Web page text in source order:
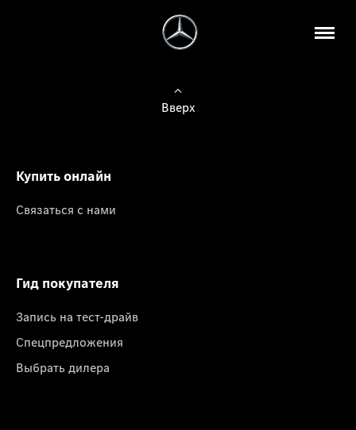
Вверх
Купить онлайн
Связаться с нами
Гид покупателя
Запись на тест-драйв
Спецпредложения
Выбрать дилера